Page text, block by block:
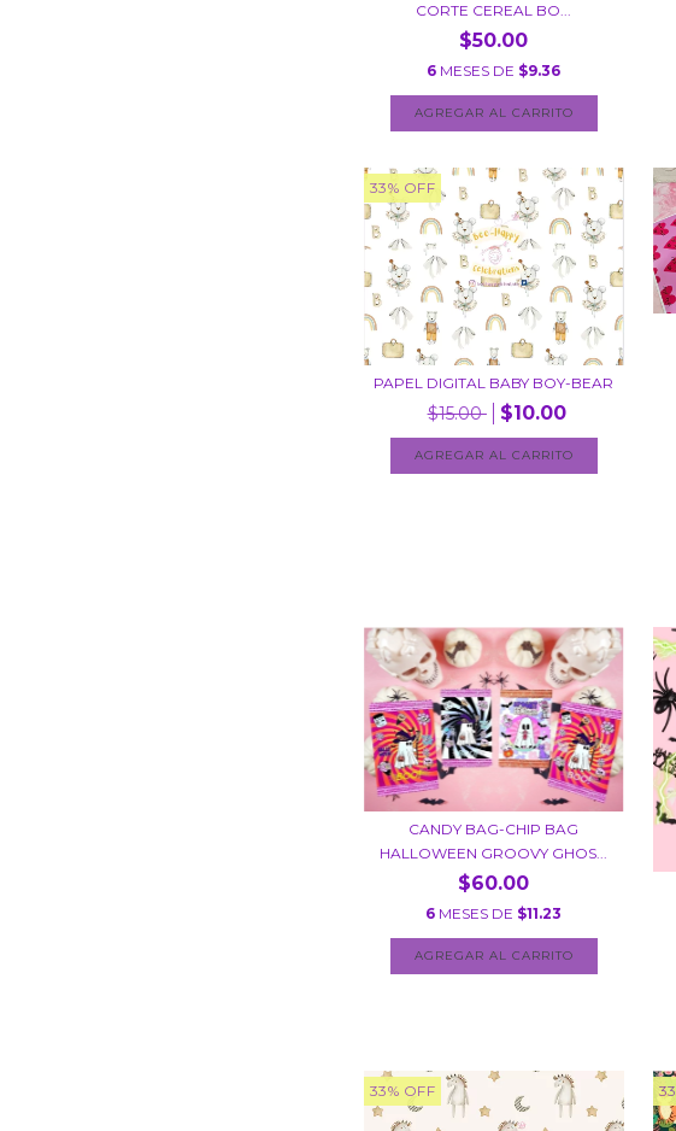
CORTE CEREAL BO...
$50.00
6 MESES DE $9.36
33% OFF
PAPEL DIGITAL BABY BOY-BEAR
$15.00 $10.00
CANDY BAG-CHIP BAG
HALLOWEEN GROOVY GHOS...
$60.00
6 MESES DE $11.23
33% OFF 33